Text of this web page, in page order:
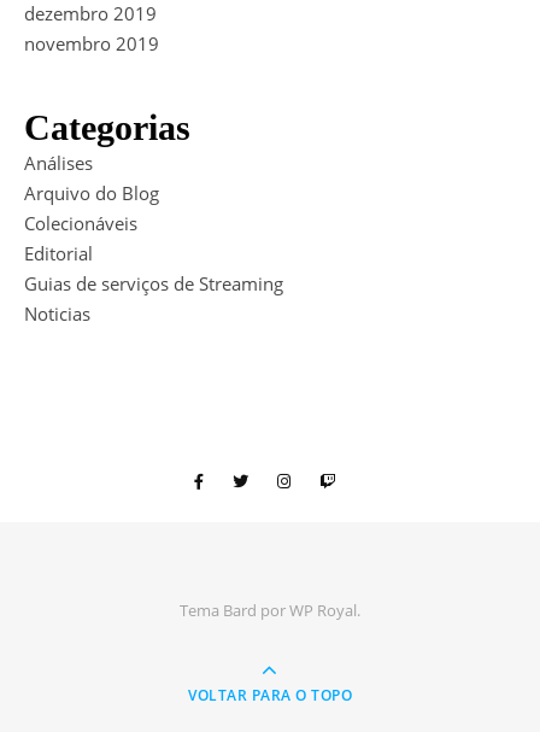
dezembro 2019
novembro 2019
Categorias
Análises
Arquivo do Blog
Colecionáveis
Editorial
Guias de serviços de Streaming
Noticias
Tema Bard porWP Royal.
VOLTAR PARA O TOPO